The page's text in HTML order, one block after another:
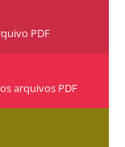
PDF
arquivos PDF